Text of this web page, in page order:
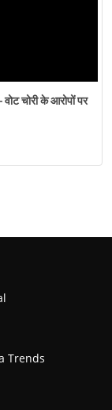
चोरी के आरोपों पर
Trends